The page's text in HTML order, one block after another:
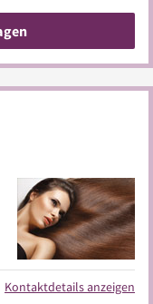
Kontaktdetails anzeigen